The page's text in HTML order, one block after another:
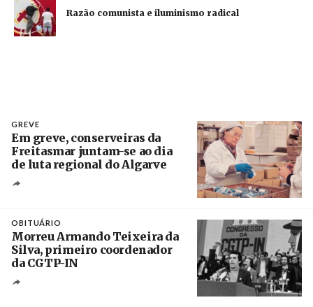
Razão comunista e iluminismo radical
GREVE
Em greve, conserveiras da
Freitasmar juntam-se ao dia
de luta regional do Algarve
OBITUÁRIO
Morreu Armando Teixeira da
Silva, primeiro coordenador
da CGTP-IN